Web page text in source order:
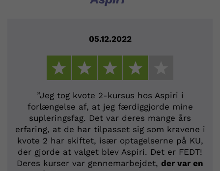
05.12.2022
”Jeg tog kvote 2-kursus hos Aspiri i
forlængelse af, at jeg færdiggjorde mine
supleringsfag. Det var deres mange års
erfaring, at de har tilpasset sig som kravene i
kvote 2 har skiftet, især optagelserne på KU,
der gjorde at valget blev Aspiri. Det er FEDT!
Deres kurser var gennemarbejdet, der var en